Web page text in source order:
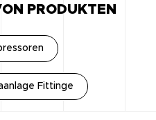
PRODUKTEN
Fittinge